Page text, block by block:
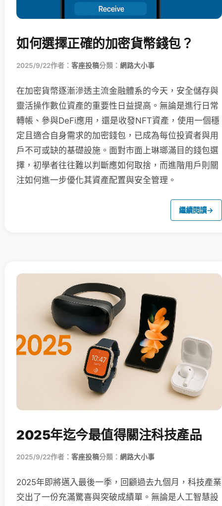
如何選擇正確的加密貨幣錢包？
2025/9/22作者： 客座投稿分類： 網路大小事
在加密貨幣逐漸滲透主流金融體系的今天，安全儲存與
靈活操作數位資產的重要性日益提高。無論是進行日常
轉帳、參與DeFi應用，還是收發NFT資產，使用一個穩
定且適合自身需求的加密錢包，已成為每位投資者與用
戶不可或缺的基礎設施。面對市面上琳瑯滿目的錢包選
擇，初學者往往難以判斷應如何取捨，而進階用戶則關
注如何進一步優化其資產配置與安全管理。
繼續閱讀→
2025年迄今最值得關注科技產品
2025/9/22作者： 客座投稿分類： 網路大小事
2025年即將邁入最後一季，回顧過去九個月，科技產業
交出了一份充滿驚喜與突破成績單。無論是人工智慧設